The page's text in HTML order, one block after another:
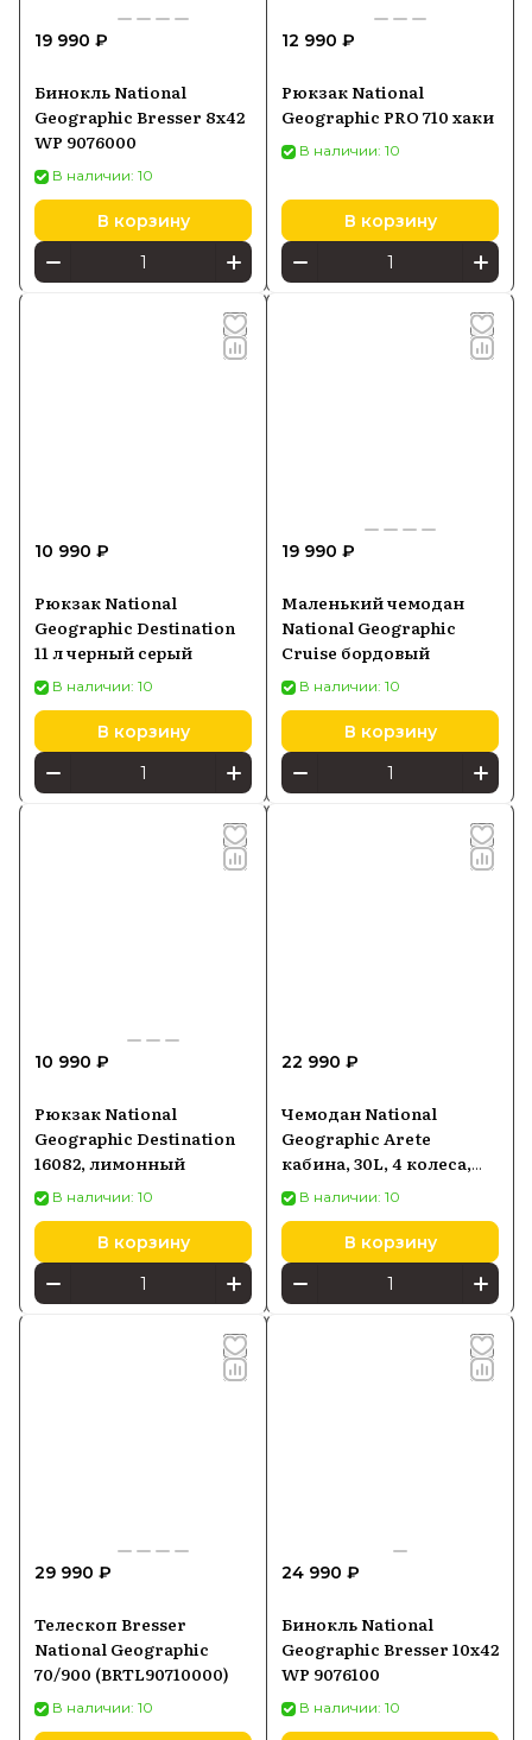
19 990 ₽
Бинокль National
Geographic Bresser 8x42
WP 9076000
В наличии: 10
В корзину
12 990 ₽
Рюкзак National
Geographic PRO 710 хаки
В наличии: 10
В корзину
10 990 ₽
Рюкзак National
Geographic Destination
11 л черный серый
В наличии: 10
В корзину
19 990 ₽
Маленький чемодан
National Geographic
Cruise бордовый
В наличии: 10
В корзину
10 990 ₽
Рюкзак National
Geographic Destination
16082, лимонный
В наличии: 10
В корзину
22 990 ₽
Чемодан National
Geographic Arete
кабина, 30L, 4 колеса,
черный
В наличии: 10
В корзину
29 990 ₽
Телескоп Bresser
National Geographic
70/900 (BRTL90710000)
В наличии: 10
24 990 ₽
Бинокль National
Geographic Bresser 10x42
WP 9076100
В наличии: 10